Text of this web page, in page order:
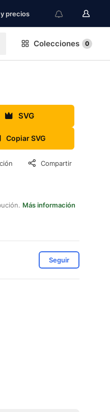
y precios
Colecciones 0
SVG
Copiar SVG
Compartir
Más información
Seguir